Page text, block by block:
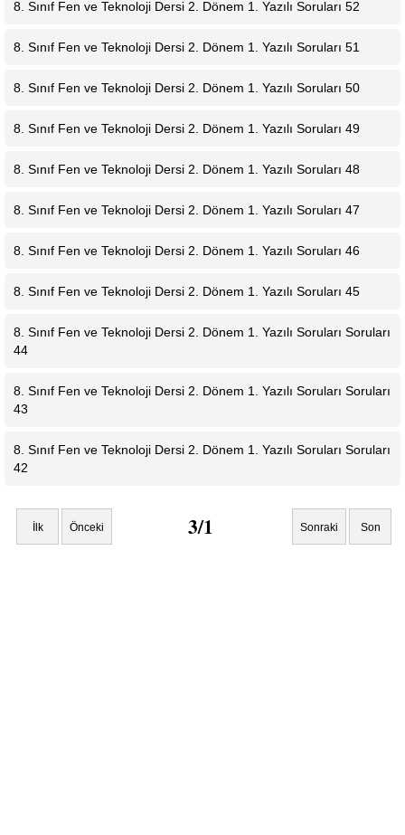
8. Sınıf Fen ve Teknoloji Dersi 2. Dönem 1. Yazılı Soruları 52
8. Sınıf Fen ve Teknoloji Dersi 2. Dönem 1. Yazılı Soruları 51
8. Sınıf Fen ve Teknoloji Dersi 2. Dönem 1. Yazılı Soruları 50
8. Sınıf Fen ve Teknoloji Dersi 2. Dönem 1. Yazılı Soruları 49
8. Sınıf Fen ve Teknoloji Dersi 2. Dönem 1. Yazılı Soruları 48
8. Sınıf Fen ve Teknoloji Dersi 2. Dönem 1. Yazılı Soruları 47
8. Sınıf Fen ve Teknoloji Dersi 2. Dönem 1. Yazılı Soruları 46
8. Sınıf Fen ve Teknoloji Dersi 2. Dönem 1. Yazılı Soruları 45
8. Sınıf Fen ve Teknoloji Dersi 2. Dönem 1. Yazılı Soruları Soruları
44
8. Sınıf Fen ve Teknoloji Dersi 2. Dönem 1. Yazılı Soruları Soruları
43
8. Sınıf Fen ve Teknoloji Dersi 2. Dönem 1. Yazılı Soruları Soruları
42
İlk Önceki 3/1 Sonraki Son